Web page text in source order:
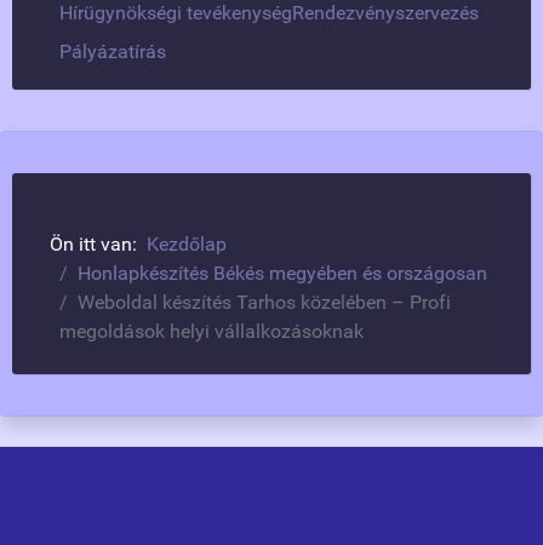
Hírügynökségi tevékenységRendezvényszervezés
Pályázatírás
Ön itt van: Kezdőlap
Honlapkészítés Békés megyében és országosan
Weboldal készítés Tarhos közelében – Profi
megoldások helyi vállalkozásoknak